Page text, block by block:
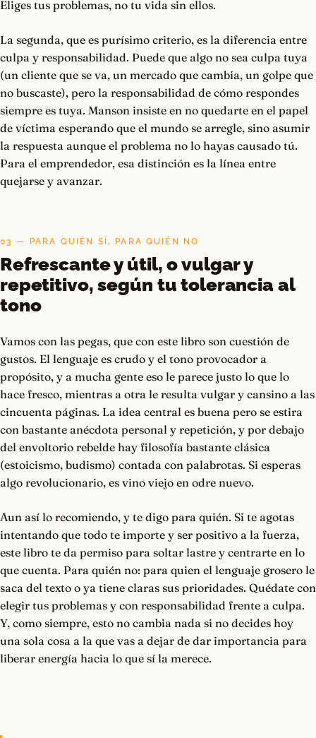
Eliges tus problemas, no tu vida sin ellos.
La segunda, que es purísimo criterio, es la diferencia entre
culpa y responsabilidad. Puede que algo no sea culpa tuya
(un cliente que se va, un mercado que cambia, un golpe que
no buscaste), pero la responsabilidad de cómo respondes
siempre es tuya. Manson insiste en no quedarte en el papel
de víctima esperando que el mundo se arregle, sino asumir
la respuesta aunque el problema no lo hayas causado tú.
Para el emprendedor, esa distinción es la línea entre
quejarse y avanzar.
03 — PARA QUIÉN SÍ, PARA QUIÉN NO
Refrescante y útil, o vulgar y
repetitivo, según tu tolerancia al
tono
Vamos con las pegas, que con este libro son cuestión de
gustos. El lenguaje es crudo y el tono provocador a
propósito, y a mucha gente eso le parece justo lo que lo
hace fresco, mientras a otra le resulta vulgar y cansino a las
cincuenta páginas. La idea central es buena pero se estira
con bastante anécdota personal y repetición, y por debajo
del envoltorio rebelde hay filosofía bastante clásica
(estoicismo, budismo) contada con palabrotas. Si esperas
algo revolucionario, es vino viejo en odre nuevo.
Aun así lo recomiendo, y te digo para quién. Si te agotas
intentando que todo te importe y ser positivo a la fuerza,
este libro te da permiso para soltar lastre y centrarte en lo
que cuenta. Para quién no: para quien el lenguaje grosero le
saca del texto o ya tiene claras sus prioridades. Quédate con
elegir tus problemas y con responsabilidad frente a culpa.
Y, como siempre, esto no cambia nada si no decides hoy
una sola cosa a la que vas a dejar de dar importancia para
liberar energía hacia lo que sí la merece.